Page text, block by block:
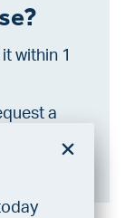
within 1
a
a